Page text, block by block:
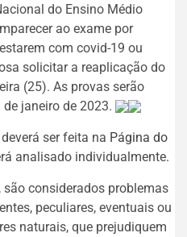
do Ensino Médio
ao exame por
com covid-19 ou
solicitar a reaplicação do
(25). As provas serão
janeiro de 2023.
ser feita na Página do
analisado individualmente.
considerados problemas
peculiares, eventuais ou
naturais, que prejudiquem